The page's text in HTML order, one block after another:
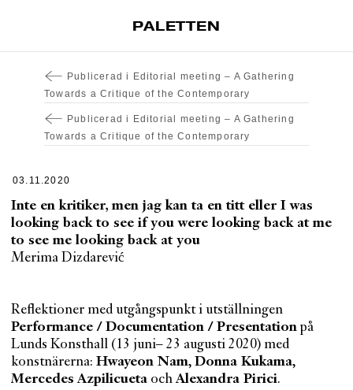
PALETTEN
Tidskrift
Köp enkelnummer
Nyhetsbrev
Kontakt
Publicerad i
Editorial meeting – A Gathering
Towards a Critique of the Contemporary
Publicerad i
Editorial meeting – A Gathering
Towards a Critique of the Contemporary
03.11.2020
Inte en kritiker, men jag kan ta en titt eller I was
looking back to see if you were looking back at me
to see me looking back at you
Merima Dizdarević
Reflektioner med utgångspunkt i utställningen
Performance / Documentation / Presentation på
Lunds Konsthall (13 juni– 23 augusti 2020) med
konstnärerna: Hwayeon Nam, Donna Kukama,
Mercedes Azpilicueta ochAlexandra Pirici.